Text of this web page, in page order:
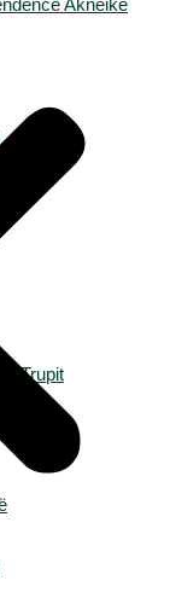
Akneike
e Trupit